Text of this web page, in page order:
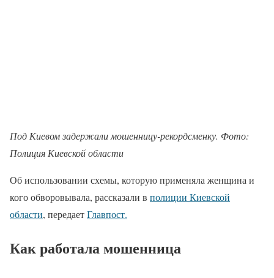
Под Киевом задержали мошенницу-рекордсменку. Фото:
Полиция Киевской области
Об использовании схемы, которую применяла женщина и
кого обворовывала, рассказали в полиции Киевской
области, передаетГлавпост.
Как работала мошенница